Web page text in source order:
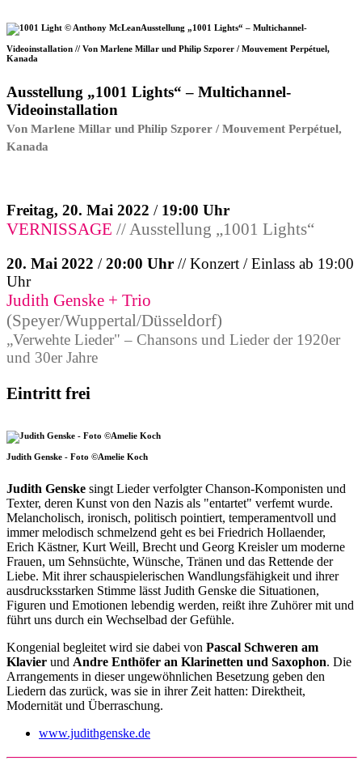
Ausstellung „1001 Lights“ – Multichannel-
Videoinstallation // Von Marlene Millar und Philip Szporer / Mouvement Perpétuel,
Kanada
Ausstellung „1001 Lights“ – Multichannel-
Videoinstallation
Von Marlene Millar und Philip Szporer / Mouvement Perpétuel,
Kanada
Freitag, 20. Mai 2022 / 19:00 Uhr
VERNISSAGE // Ausstellung „1001 Lights“
20. Mai 2022 /20:00 Uhr // Konzert / Einlass ab 19:00
Uhr
Judith Genske + Trio
(Speyer/Wuppertal/Düsseldorf)
„Verwehte Lieder" – Chansons und Lieder der 1920er
und 30er Jahre
Eintritt frei
Judith Genske - Foto ©Amelie Koch
Judith Genske singt Lieder verfolgter Chanson-Komponisten und
Texter, deren Kunst von den Nazis als "entartet" verfemt wurde.
Melancholisch, ironisch, politisch pointiert, temperamentvoll und
immer melodisch schmelzend geht es bei Friedrich Hollaender,
Erich Kästner, Kurt Weill, Brecht und Georg Kreisler um moderne
Frauen, um Sehnsüchte, Wünsche, Tränen und das Rettende der
Liebe. Mit ihrer schauspielerischen Wandlungsfähigkeit und ihrer
ausdrucksstarken Stimme lässt Judith Genske die Situationen,
Figuren und Emotionen lebendig werden, reißt ihre Zuhörer mit und
führt uns durch ein Wechselbad der Gefühle.
Kongenial begleitet wird sie dabei von Pascal Schweren am
Klavier und Andre Enthöfer an Klarinetten und Saxophon. Die
Arrangements in dieser ungewöhnlichen Besetzung geben den
Liedern das zurück, was sie in ihrer Zeit hatten: Direktheit,
Modernität und Überraschung.
www.judithgenske.de